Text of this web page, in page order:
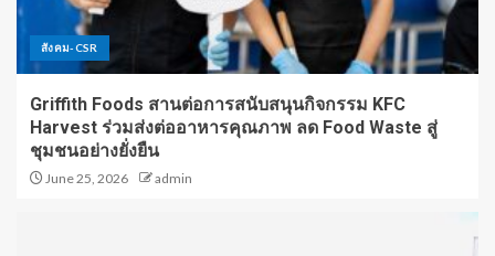
สังคม-CSR
Griffith Foods สานต่อการสนับสนุนกิจกรรม KFC
Harvest ร่วมส่งต่ออาหารคุณภาพ ลด Food Waste สู่
ชุมชนอย่างยั่งยืน
June 25, 2026 admin